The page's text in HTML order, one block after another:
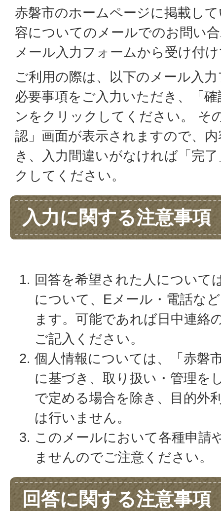
赤磐市のホームページに掲載し
容についてのメールでのお問い
メール入力フォームから受け付
ご利用の際は、以下のメール入
必要事項をご入力いただき、「
ンをクリックしてください。 そ
認」画面が表示されますので、
き、入力間違いがなければ「完
クしてください。
入力に関する注意事項
回答を希望された人について
について、Eメール・電話な
ます。可能であれば日中連絡
ご記入ください。
個人情報については、「赤磐
に基づき、取り扱い・管理を
で定める場合を除き、目的外
は行いません。
このメールにおいて各種申請
ませんのでご注意ください。
回答に関する注意事項